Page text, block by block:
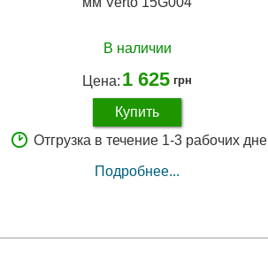
В наличии
Цена: 1 625 грн
Купить
Отгрузка в течение 1-3 рабочих
Подробнее...